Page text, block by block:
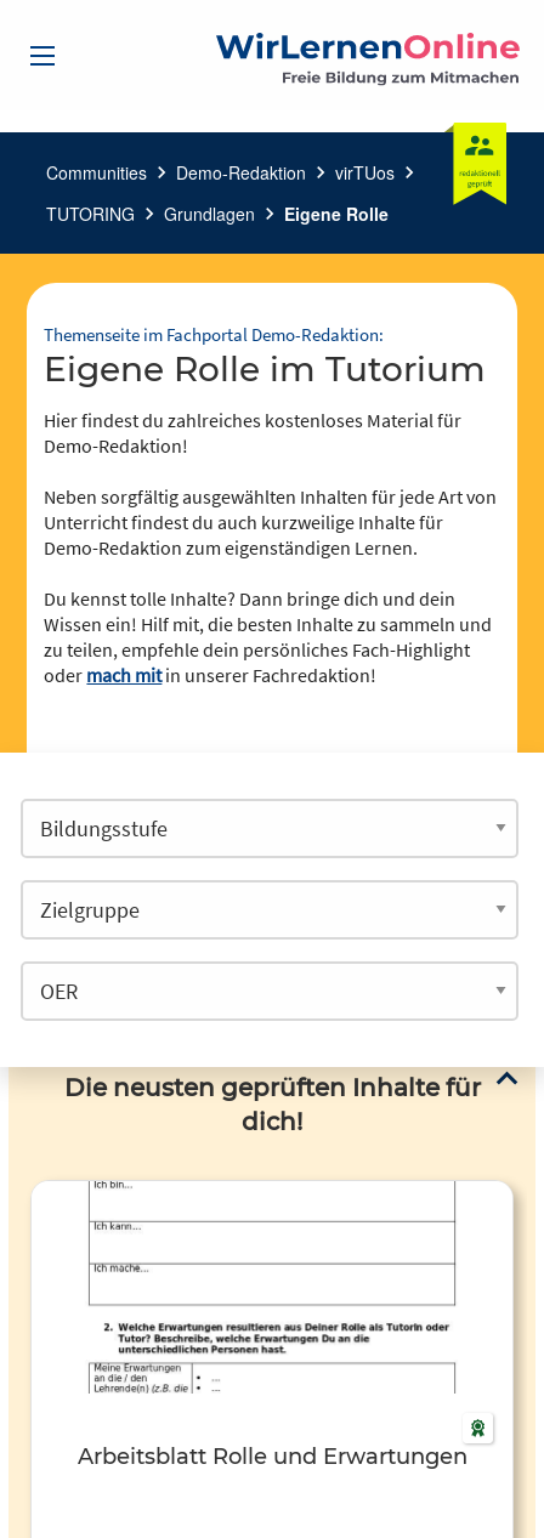
Communities chevron_right Demo-Redaktion chevron_right virTUos chevron_right
TUTORING chevron_right Grundlagen chevron_right Eigene Rolle
Themenseite im Fachportal Demo-Redaktion:
Eigene Rolle im Tutorium
Hier findest du zahlreiches kostenloses Material für
Demo-Redaktion!
Neben sorgfältig ausgewählten Inhalten für jede Art von
Unterricht findest du auch kurzweilige Inhalte für
Demo-Redaktion zum eigenständigen Lernen.
Du kennst tolle Inhalte? Dann bringe dich und dein
Wissen ein! Hilf mit, die besten Inhalte zu sammeln und
zu teilen, empfehle dein persönliches Fach-Highlight
oder mach mitin unserer Fachredaktion!
Die neusten geprüften Inhalte für
dich!
Arbeitsblatt Rolle und Erwartungen